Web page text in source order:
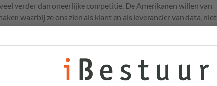
verder dan oneerlijke competitie. De Amerikanen willen van
waarbij ze ons zien als klant en als leverancier van data, niet
partners. En waar dat toe kan leiden met de techmiljardairs die
kunt u zich eenvoudig bedenken.
technologieën ontwikkelen om chantage
te verminderen.